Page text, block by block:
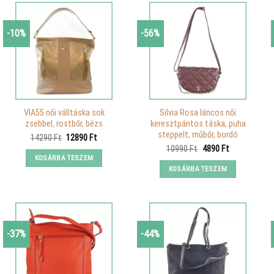
-10%
VIA55 női válltáska sok
zsebbel, rostbőr, bézs
14290Ft Original
was:
14290 Ft.
12890 FtCurrent
KOSÁRBA TESZEM
-56%
Silvia Rosa láncos női
keresztpántos táska, puha
steppelt, műbőr, bordó
10990Ft Original
was:
10990 Ft.
4890 FtCurrent
KOSÁRBA TESZEM
-37% -44%